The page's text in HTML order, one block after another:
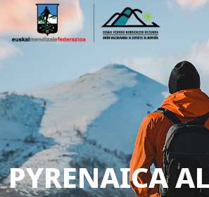
PYRENAICA